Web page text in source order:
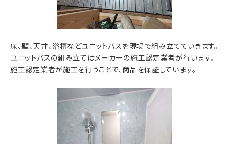
床、壁、天井、浴槽などユニットバスを現場で組み立てていきます。
ユニットバスの組み立てはメーカーの施工認定業者が行います。
施工認定業者が施工を行うことで、商品を保証しています。